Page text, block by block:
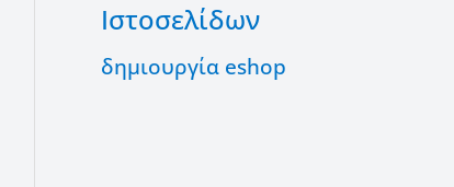
Ιστοσελίδων
δημιουργία eshop